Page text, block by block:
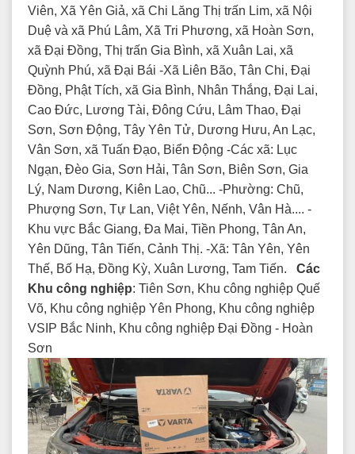
Viên, Xã Yên Giả, xã Chi Lăng Thị trấn Lim, xã Nội
Duệ và xã Phú Lâm, Xã Tri Phương, xã Hoàn Sơn,
xã Đại Đồng, Thị trấn Gia Bình, xã Xuân Lai, xã
Quỳnh Phú, xã Đại Bái -Xã Liên Bão, Tân Chi, Đại
Đồng, Phật Tích, xã Gia Bình, Nhân Thắng, Đại Lai,
Cao Đức, Lương Tài, Đông Cứu, Lâm Thao, Đại
Sơn, Sơn Động, Tây Yên Tử, Dương Hưu, An Lạc,
Vân Sơn, xã Tuấn Đạo, Biển Động -Các xã: Lục
Ngạn, Đèo Gia, Sơn Hải, Tân Sơn, Biên Sơn, Gia
Lý, Nam Dương, Kiên Lao, Chũ... -Phường: Chũ,
Phượng Sơn, Tự Lan, Việt Yên, Nếnh, Vân Hà.... -
Khu vực Bắc Giang, Đa Mai, Tiền Phong, Tân An,
Yên Dũng, Tân Tiến, Cảnh Thị. -Xã: Tân Yên, Yên
Thế, Bố Hạ, Đồng Kỳ, Xuân Lương, Tam Tiến. Các
Khu công nghiệp: Tiên Sơn, Khu công nghiệp Quế
Võ, Khu công nghiệp Yên Phong, Khu công nghiệp
VSIP Bắc Ninh, Khu công nghiệp Đại Đồng - Hoàn
Sơn